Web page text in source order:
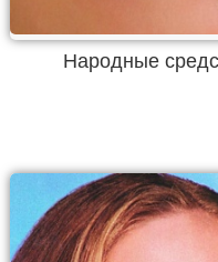
Народные